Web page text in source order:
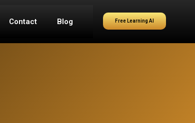
Contact Blog Free Learning AI